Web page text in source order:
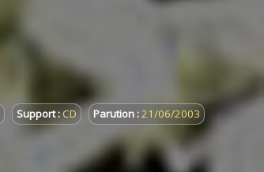
Support :CD Parution :21/06/2003